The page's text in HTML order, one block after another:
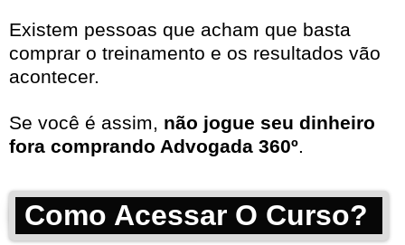
Existem pessoas que acham que basta
comprar o treinamento e os resultados vão
acontecer.
Se você é assim, não jogue seu dinheiro
fora comprando Advogada 360º.
Como Acessar O Curso?